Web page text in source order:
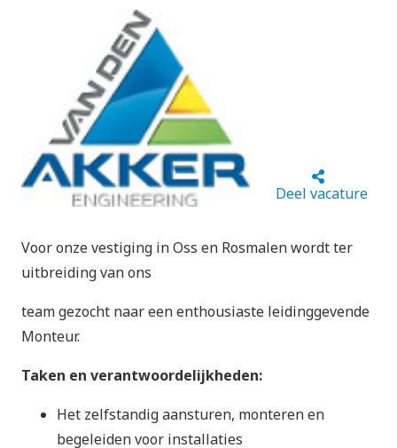
Deel vacature
Voor onze vestiging in Oss en Rosmalen wordt ter
uitbreiding van ons
team gezocht naar een enthousiaste leidinggevende
Monteur.
Taken en verantwoordelijkheden:
Het zelfstandig aansturen, monteren en
begeleiden voor installaties